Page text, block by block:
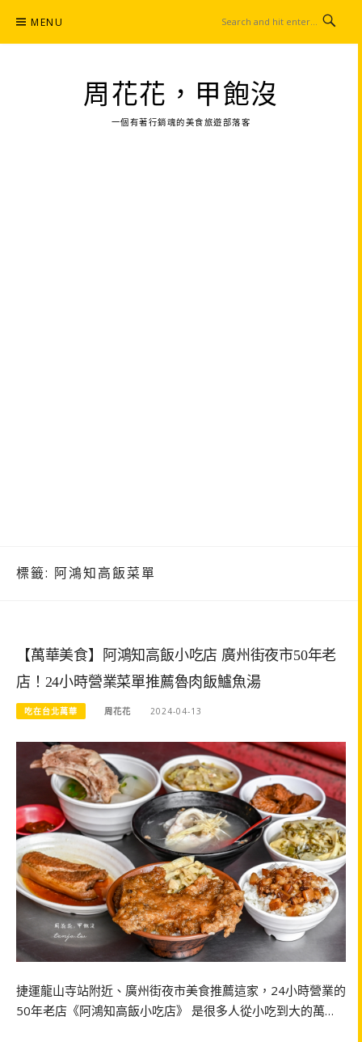
content
MENU
周花花，甲飽沒
一個有著行銷魂的美食旅遊部落客
標籤: 阿鴻知高飯菜單
【萬華美食】阿鴻知高飯小吃店 廣州街夜市50年老
店！24小時營業菜單推薦魯肉飯鱸魚湯
吃在台北萬華 周花花 2024-04-13
捷運龍山寺站附近、廣州街夜市美食推薦這家，24小時營業的
50年老店《阿鴻知高飯小吃店》 是很多人從小吃到大的萬…